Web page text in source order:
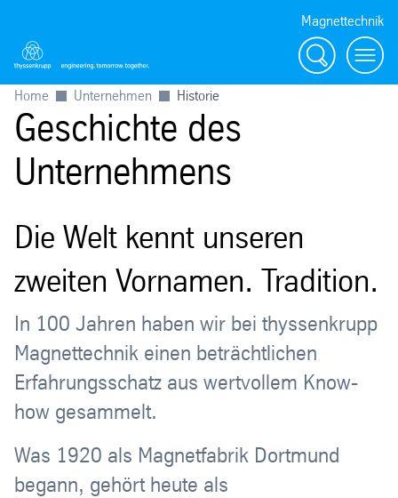
Magnettechnik
Suche
Menü
Home Unternehmen Historie
Geschichte des
Unternehmens
Die Welt kennt unseren
zweiten Vornamen. Tradition.
In 100 Jahren haben wir bei thyssenkrupp
Magnettechnik einen beträchtlichen
Erfahrungsschatz aus wertvollem Know-
how gesammelt.
Was 1920 als Magnetfabrik Dortmund
begann, gehört heute als